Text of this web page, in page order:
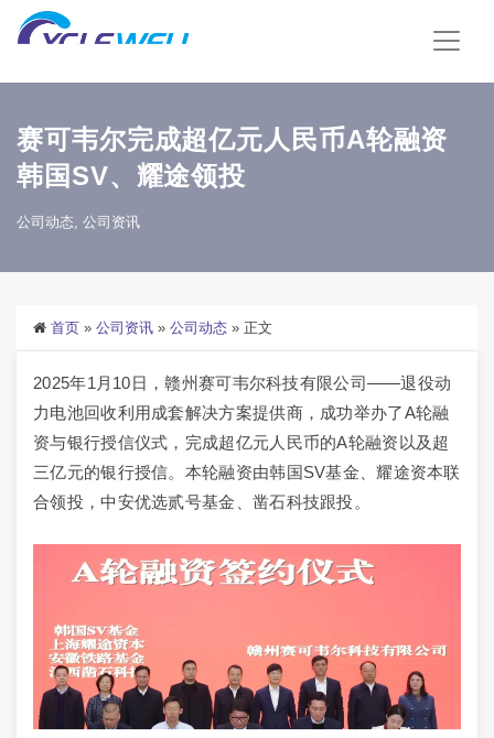
赛可韦尔完成超亿元人民币A轮融资
韩国SV、耀途领投
公司动态 公司资讯
首页 » 公司资讯 » 公司动态 » 正文
2025年1月10日，赣州赛可韦尔科技有限公司——退役动
力电池回收利用成套解决方案提供商，成功举办了A轮融
资与银行授信仪式，完成超亿元人民币的A轮融资以及超
三亿元的银行授信。本轮融资由韩国SV基金、耀途资本联
合领投，中安优选贰号基金、凿石科技跟投。